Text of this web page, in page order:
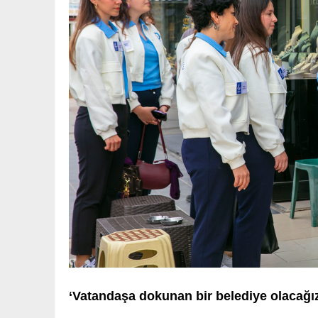
‘Vatandaşa dokunan bir belediye